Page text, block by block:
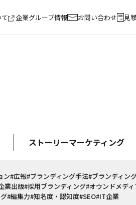
企業グループ情報 お問い合わせ 見
ストーリーマーケティング
ン#広報#ブランディング手法#ブランディン
業出版#採用ブランディング#オウンドメディ
#編集力#知名度・認知度#SEO#IT企業